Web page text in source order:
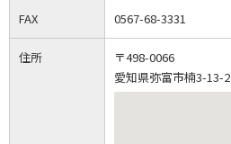
FAX 0567-68-3331
住所
〒498-0066
愛知県弥富市楠3-13-2